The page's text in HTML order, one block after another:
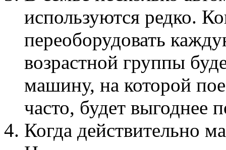
используются редко.
переоборудовать
возрастной группы
машину, на которой
часто, будет выгоднее
Когда действительно